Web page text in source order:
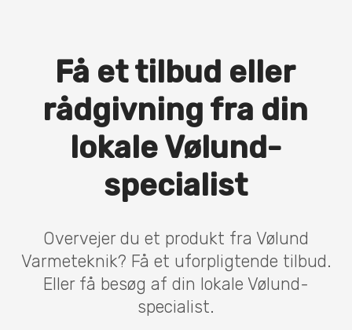
Få et tilbud eller
rådgivning fra din
lokale Vølund-
specialist
Overvejer du et produkt fra Vølund
Varmeteknik? Få et uforpligtende tilbud.
Eller få besøg af din lokale Vølund-
specialist.